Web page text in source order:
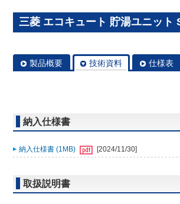
三菱 エコキュート 貯湯ユニット
製品概要 技術資料 仕様表
納入仕様書
納入仕様書 (1MB) [2024/11/30]
取扱説明書